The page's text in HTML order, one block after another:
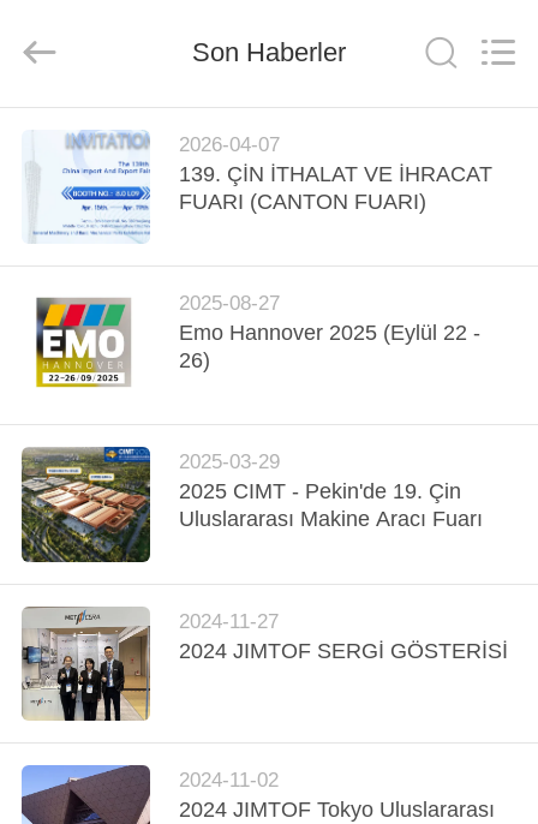
EVDE
ÜRÜN
VIDEOLAR
BIZIM
HAKKIMIZDA
FABRIKA
TURU
KATALOGLAR
BIZIMLE
İLETIŞIM
HABERLER
Materials
Co.,ltd.
Son Haberler
2026-04-07
139. ÇİN İTHALAT VE İHRACAT
FUARI (CANTON FUARI)
2025-08-27
Emo Hannover 2025 (Eylül 22 -
26)
2025-03-29
2025 CIMT - Pekin'de 19. Çin
Uluslararası Makine Aracı Fuarı
2024-11-27
2024 JIMTOF SERGİ GÖSTERİSİ
2024-11-02
2024 JIMTOF Tokyo Uluslararası